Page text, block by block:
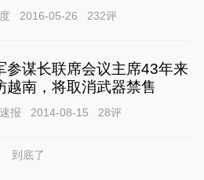
2016-05-26 232评
参谋长联席会议主席43年来
越南，将取消武器禁售
报 2014-08-15 28评
到底了